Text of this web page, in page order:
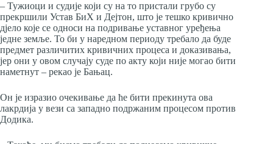
– Тужиоци и судије који су на то пристали грубо су
прекршили Устав БиХ и Дејтон, што је тешко кривично
дјело које се односи на подривање уставног уређења
једне земље. То би у наредном периоду требало да буде
предмет различитих кривичних процеса и доказивања,
јер они у овом случају суде по акту који није могао бити
наметнут – рекао је Бањац.
Он је изразио очекивање да ће бити прекинута ова
лакрдија у вези са западно подржаним процесом против
Додика.